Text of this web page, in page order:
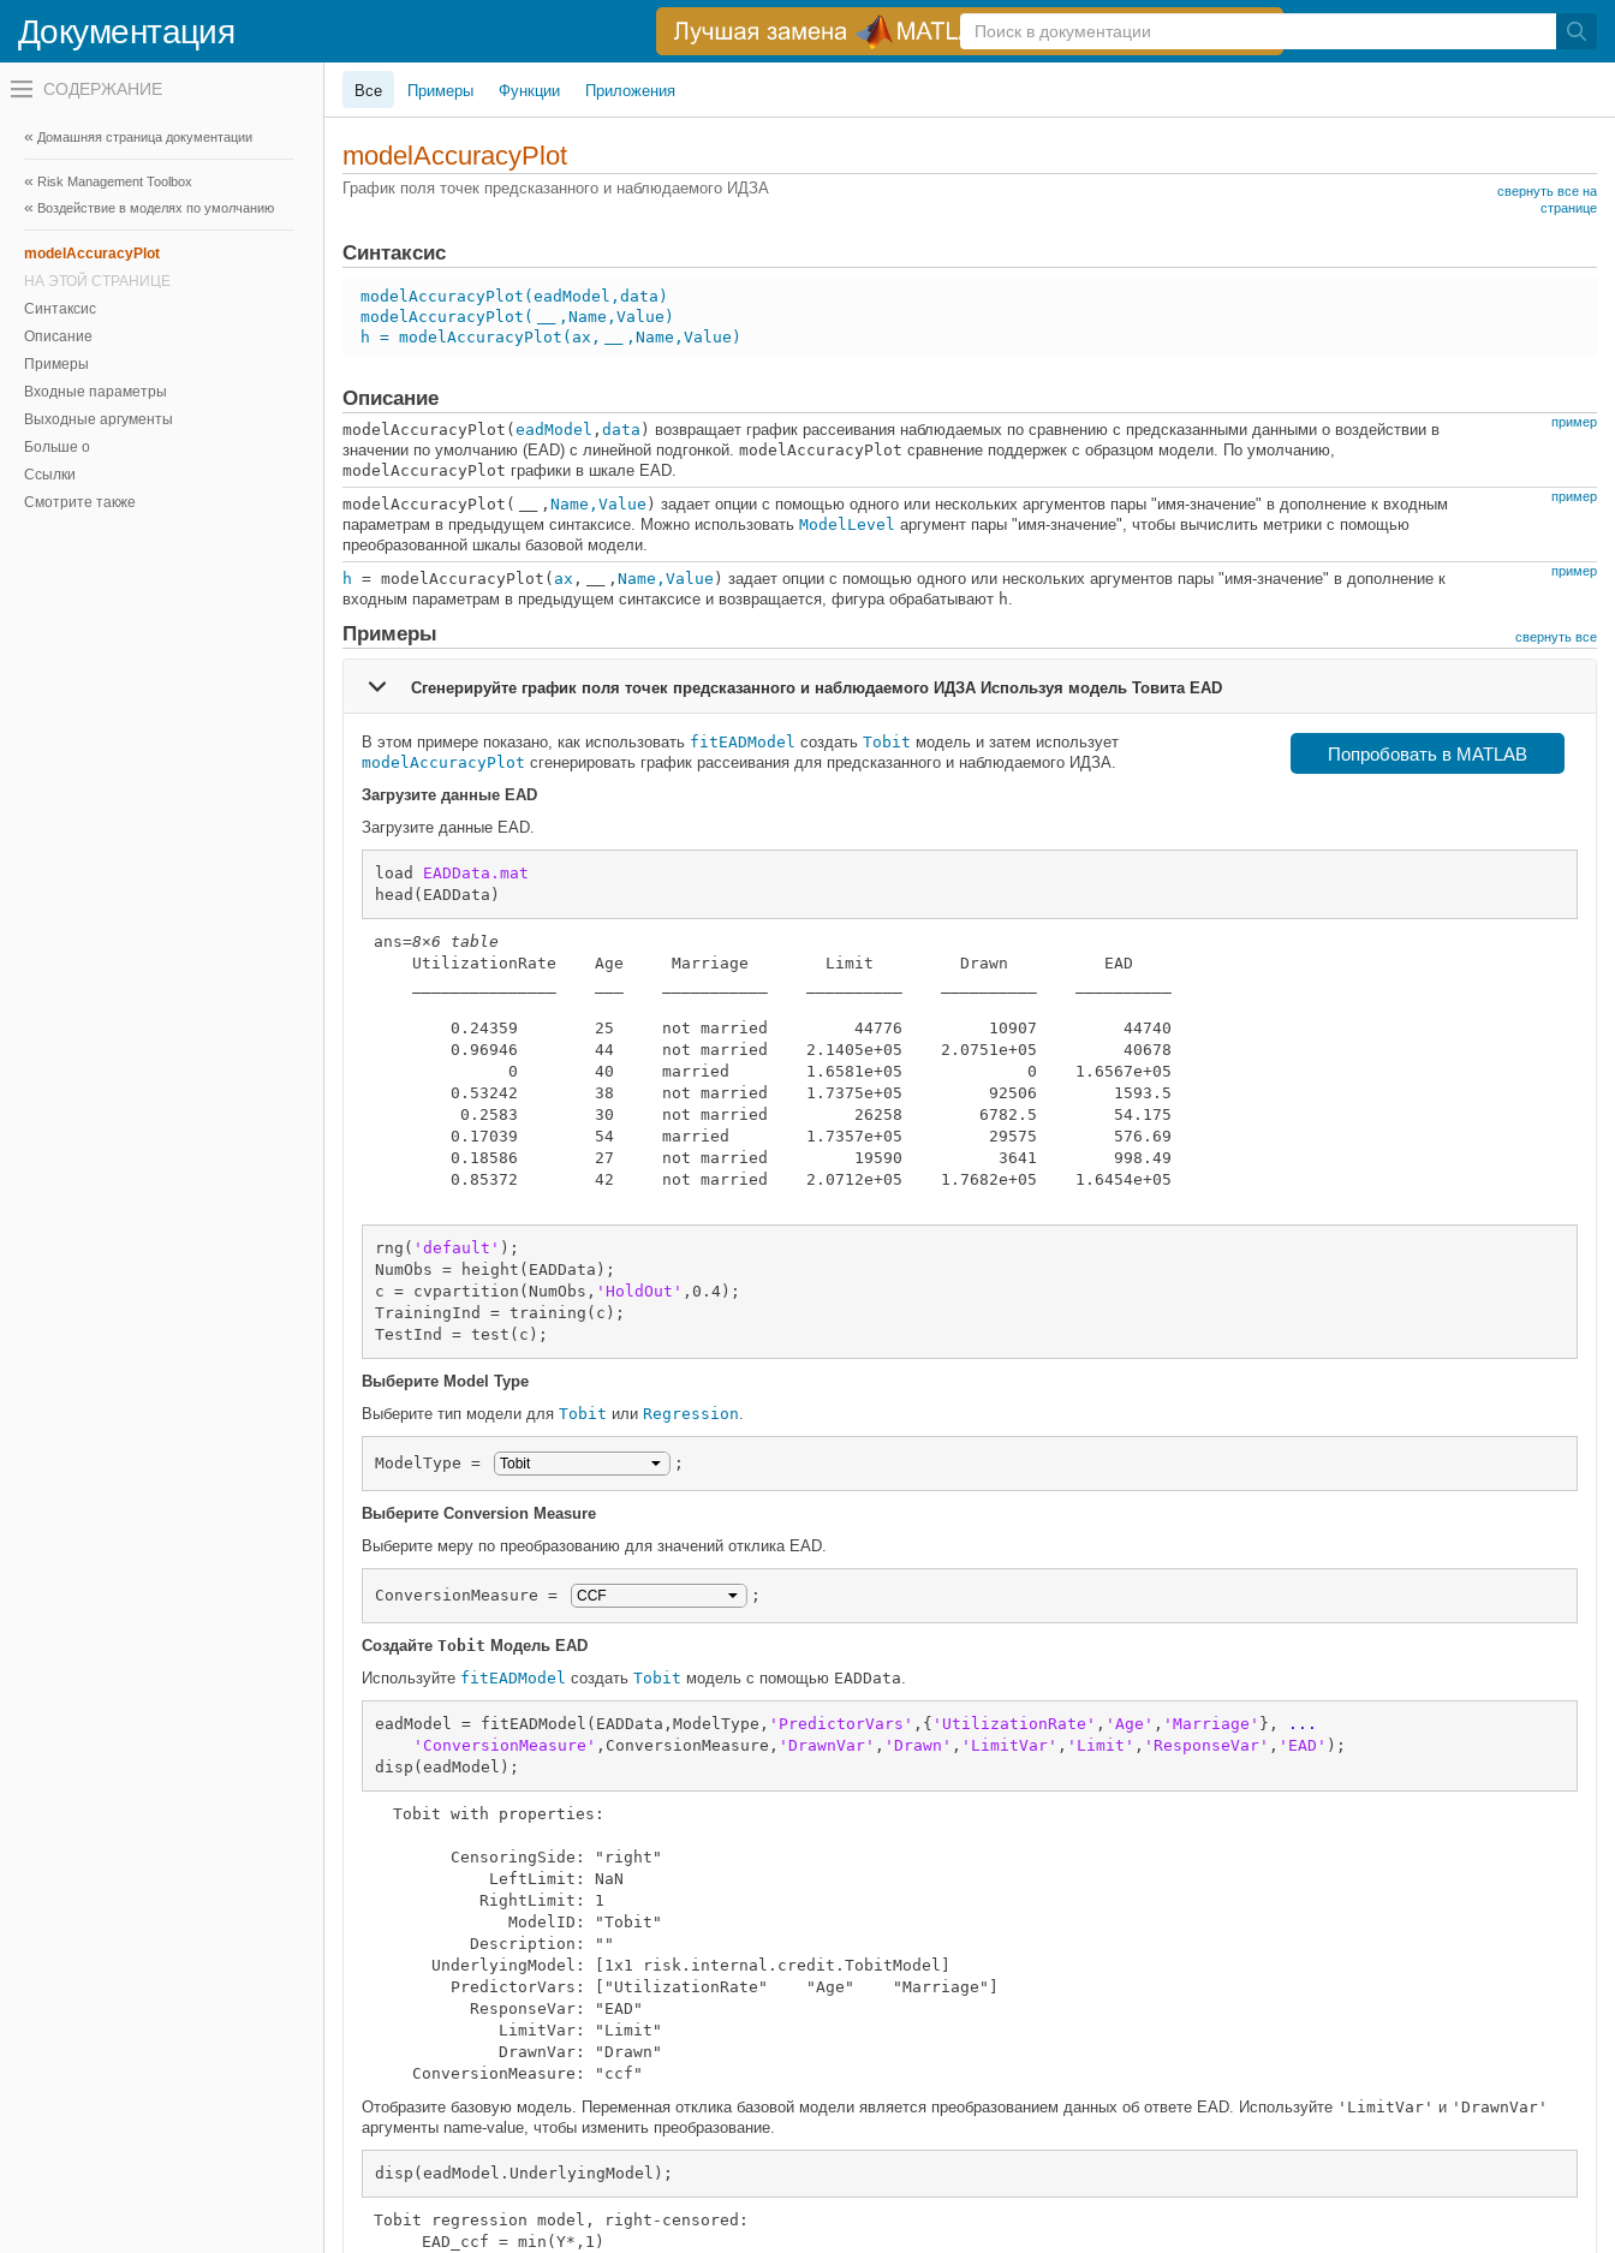
Документация
Справка
по
Переключатель
навигационного
вне
холста
навигационного
меню
Домашняя страница документации
Risk Management Toolbox
Воздействие в моделях по умолчанию
modelAccuracyPlot
НА ЭТОЙ СТРАНИЦЕ
Синтаксис
Описание
Примеры
Входные параметры
Выходные аргументы
Больше о
Ссылки
Смотрите также
Все Примеры Функции Приложения
modelAccuracyPlot
График поля точек предсказанного и наблюдаемого ИДЗА
свернуть все на
странице
Синтаксис
modelAccuracyPlot(eadModel,data)
modelAccuracyPlot(
,Name,Value)
h = modelAccuracyPlot(ax,
,Name,Value)
Описание
пример
modelAccuracyPlot( eadModel , data ) возвращает график рассеивания наблюдаемых по сравнению с предсказанными данными о воздействии в
значении по умолчанию (EAD) с линейной подгонкой. modelAccuracyPlot сравнение поддержек с образцом модели. По умолчанию,
modelAccuracyPlot графики в шкале EAD.
пример
modelAccuracyPlot( , Name,Value ) задает опции с помощью одного или нескольких аргументов пары "имя-значение" в дополнение к входным
параметрам в предыдущем синтаксисе. Можно использовать ModelLevel аргумент пары "имя-значение", чтобы вычислить метрики с помощью
преобразованной шкалы базовой модели.
пример
h = modelAccuracyPlot( ax , , Name,Value ) задает опции с помощью одного или нескольких аргументов пары "имя-значение" в дополнение к
входным параметрам в предыдущем синтаксисе и возвращается, фигура обрабатывают h.
Примеры свернуть все
Сгенерируйте график поля точек предсказанного и наблюдаемого ИДЗА Используя модель Товита EAD
Попробовать в MATLAB
В этом примере показано, как использовать fitEADModel создать Tobit модель и затем использует
modelAccuracyPlot сгенерировать график рассеивания для предсказанного и наблюдаемого ИДЗА.
Загрузите данные EAD
Загрузите данные EAD.
load EADData.mat
head(EADData)
ans=8×6 table
    UtilizationRate    Age     Marriage        Limit         Drawn          EAD
        0.24359        25     not married         44776         10907         44740
        0.96946        44     not married    2.1405e+05    2.0751e+05         40678
              0        40     married        1.6581e+05             0    1.6567e+05
        0.53242        38     not married    1.7375e+05         92506        1593.5
         0.2583        30     not married         26258        6782.5        54.175
        0.17039        54     married        1.7357e+05         29575        576.69
        0.18586        27     not married         19590          3641        998.49
        0.85372        42     not married    2.0712e+05    1.7682e+05    1.6454e+05
rng( 'default' );
NumObs = height(EADData);
c = cvpartition(NumObs, 'HoldOut' ,0.4);
TrainingInd = training(c);
TestInd = test(c);
Выберите Model Type
Выберите тип модели для Tobit или Regression.
ModelType = ;
Выберите Conversion Measure
Выберите меру по преобразованию для значений отклика EAD.
ConversionMeasure = ;
Создайте Tobit Модель EAD
Используйте fitEADModel создать Tobit модель с помощью EADData.
eadModel = fitEADModel(EADData,ModelType, 'PredictorVars' ,{ 'UtilizationRate' , 'Age' , 'Marriage' },
...
'ConversionMeasure' ,ConversionMeasure, 'DrawnVar' , 'Drawn' , 'LimitVar' , 'Limit' , 'ResponseVar' , 'EAD' );
disp(eadModel);
  Tobit with properties:
        CensoringSide: "right"
            LeftLimit: NaN
           RightLimit: 1
              ModelID: "Tobit"
          Description: ""
      UnderlyingModel: [1x1 risk.internal.credit.TobitModel]
        PredictorVars: ["UtilizationRate"    "Age"    "Marriage"]
          ResponseVar: "EAD"
             LimitVar: "Limit"
             DrawnVar: "Drawn"
Отобразите базовую модель. Переменная отклика базовой модели является преобразованием данных об ответе EAD. Используйте 'LimitVar' и 'DrawnVar'
аргументы name-value, чтобы изменить преобразование.
disp(eadModel.UnderlyingModel);
Tobit regression model, right-censored:
     EAD_ccf = min(Y*,1)